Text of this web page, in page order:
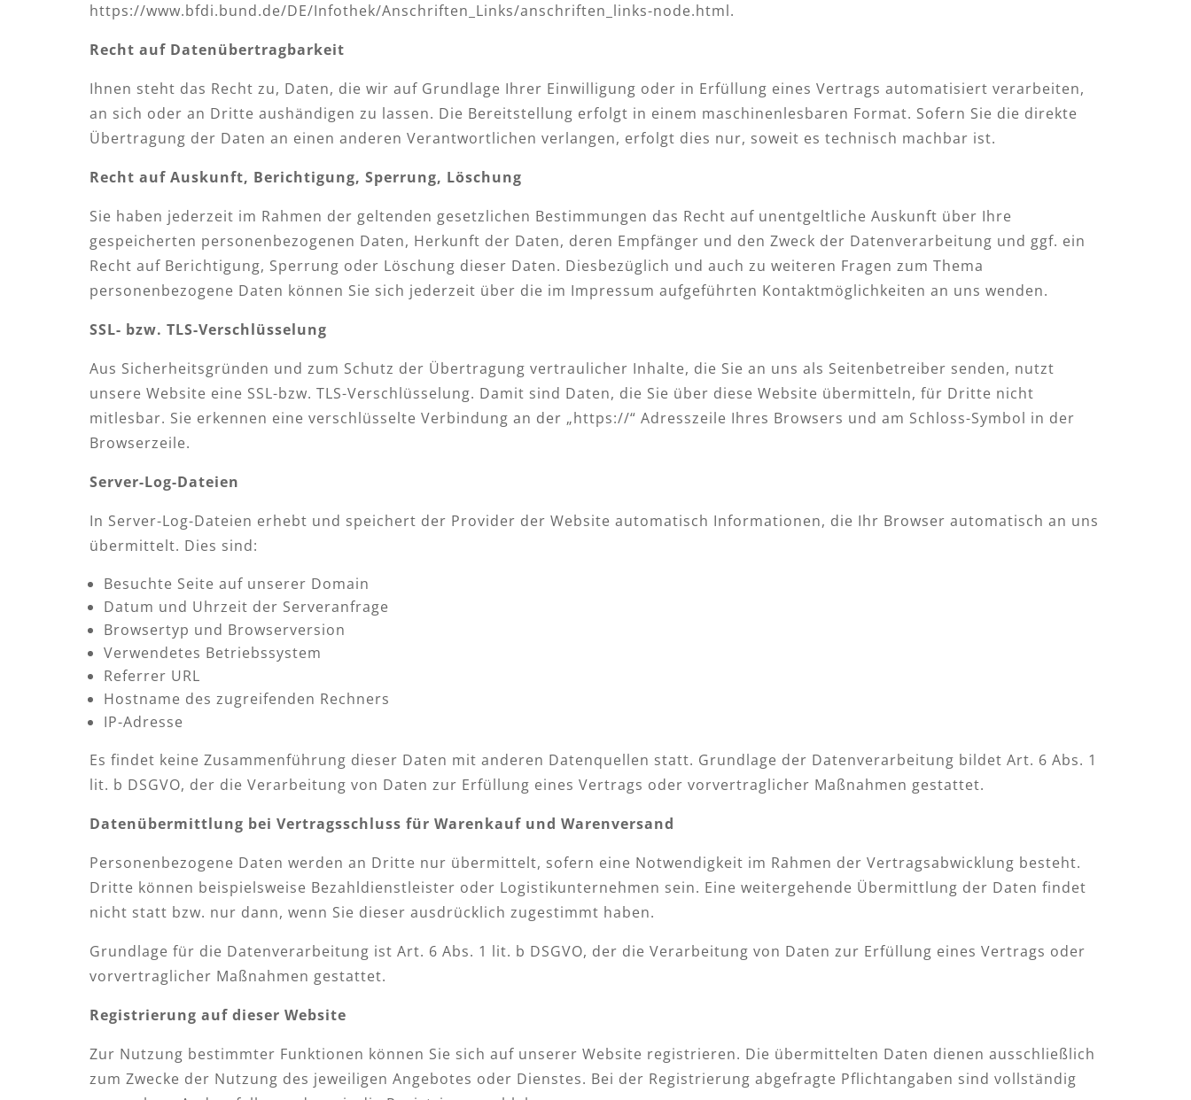
https://www.bfdi.bund.de/DE/Infothek/Anschriften_Links/anschriften_links-node.html.
Recht auf Datenübertragbarkeit
Ihnen steht das Recht zu, Daten, die wir auf Grundlage Ihrer Einwilligung oder in Erfüllung eines Vertrags automatisiert verarbeiten,
an sich oder an Dritte aushändigen zu lassen. Die Bereitstellung erfolgt in einem maschinenlesbaren Format. Sofern Sie die direkte
Übertragung der Daten an einen anderen Verantwortlichen verlangen, erfolgt dies nur, soweit es technisch machbar ist.
Recht auf Auskunft, Berichtigung, Sperrung, Löschung
Sie haben jederzeit im Rahmen der geltenden gesetzlichen Bestimmungen das Recht auf unentgeltliche Auskunft über Ihre
gespeicherten personenbezogenen Daten, Herkunft der Daten, deren Empfänger und den Zweck der Datenverarbeitung und ggf. ein
Recht auf Berichtigung, Sperrung oder Löschung dieser Daten. Diesbezüglich und auch zu weiteren Fragen zum Thema
personenbezogene Daten können Sie sich jederzeit über die im Impressum aufgeführten Kontaktmöglichkeiten an uns wenden.
SSL- bzw. TLS-Verschlüsselung
Aus Sicherheitsgründen und zum Schutz der Übertragung vertraulicher Inhalte, die Sie an uns als Seitenbetreiber senden, nutzt
unsere Website eine SSL-bzw. TLS-Verschlüsselung. Damit sind Daten, die Sie über diese Website übermitteln, für Dritte nicht
mitlesbar. Sie erkennen eine verschlüsselte Verbindung an der „https://“ Adresszeile Ihres Browsers und am Schloss-Symbol in der
Browserzeile.
Server-Log-Dateien
In Server-Log-Dateien erhebt und speichert der Provider der Website automatisch Informationen, die Ihr Browser automatisch an uns
übermittelt. Dies sind:
Besuchte Seite auf unserer Domain
Datum und Uhrzeit der Serveranfrage
Browsertyp und Browserversion
Verwendetes Betriebssystem
Referrer URL
Hostname des zugreifenden Rechners
IP-Adresse
Es findet keine Zusammenführung dieser Daten mit anderen Datenquellen statt. Grundlage der Datenverarbeitung bildet Art. 6 Abs. 1
lit. b DSGVO, der die Verarbeitung von Daten zur Erfüllung eines Vertrags oder vorvertraglicher Maßnahmen gestattet.
Datenübermittlung bei Vertragsschluss für Warenkauf und Warenversand
Personenbezogene Daten werden an Dritte nur übermittelt, sofern eine Notwendigkeit im Rahmen der Vertragsabwicklung besteht.
Dritte können beispielsweise Bezahldienstleister oder Logistikunternehmen sein. Eine weitergehende Übermittlung der Daten findet
nicht statt bzw. nur dann, wenn Sie dieser ausdrücklich zugestimmt haben.
Grundlage für die Datenverarbeitung ist Art. 6 Abs. 1 lit. b DSGVO, der die Verarbeitung von Daten zur Erfüllung eines Vertrags oder
vorvertraglicher Maßnahmen gestattet.
Registrierung auf dieser Website
Zur Nutzung bestimmter Funktionen können Sie sich auf unserer Website registrieren. Die übermittelten Daten dienen ausschließlich
zum Zwecke der Nutzung des jeweiligen Angebotes oder Dienstes. Bei der Registrierung abgefragte Pflichtangaben sind vollständig